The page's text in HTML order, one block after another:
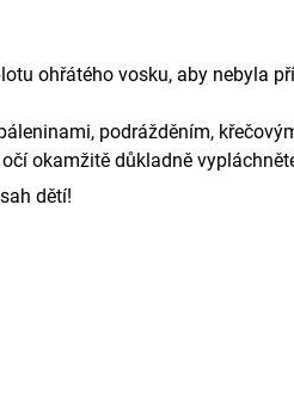
ohřátého vosku, aby nebyla
ami, podrážděním, křečov
okamžitě důkladně
dětí!